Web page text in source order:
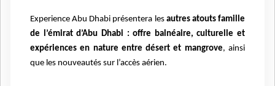
Experience Abu Dhabi présentera les autres atouts famille
de l’émirat d’Abu Dhabi : offre balnéaire, culturelle et
expériences en nature entre désert et mangrove, ainsi
que les nouveautés sur l’accès aérien.